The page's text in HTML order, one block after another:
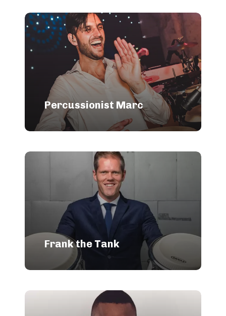
Percussionist Marc
Frank the Tank